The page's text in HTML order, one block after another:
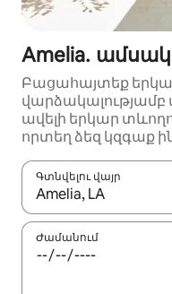
Amelia․
Բացահայտեք
ավելի երկար
որտեղ ձեզ կզգաք
Գտնվելու վայր
Երբ արդյունքները
Ժամանում